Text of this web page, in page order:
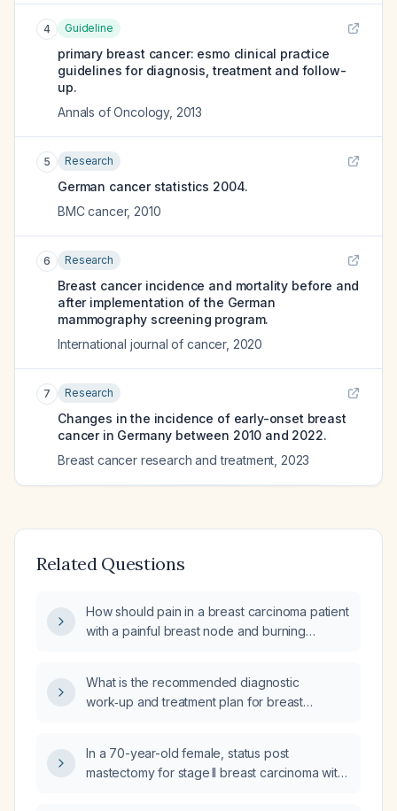
4 Guideline
primary breast cancer: esmo clinical practice
guidelines for diagnosis, treatment and follow-
up.
Annals of Oncology, 2013
5 Research
German cancer statistics 2004.
BMC cancer, 2010
6 Research
Breast cancer incidence and mortality before and
after implementation of the German
mammography screening program.
International journal of cancer, 2020
7 Research
Changes in the incidence of early-onset breast
cancer in Germany between 2010 and 2022.
Breast cancer research and treatment 2023
Related Questions
How should pain in a breast carcinoma patient
with a painful breast node and burning
What is the recommended diagnostic
work‑up and treatment plan for breast
In a 70-year-old female, status post
mastectomy for stage II breast carcinoma with